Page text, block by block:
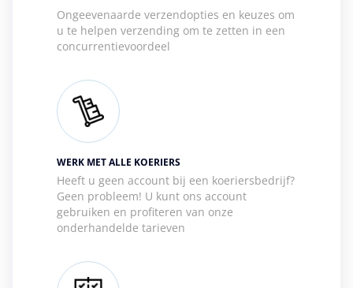
Ongeevenaarde verzendopties en keuzes om
u te helpen verzending om te zetten in een
concurrentievoordeel
WERK MET ALLE KOERIERS
Heeft u geen account bij een koeriersbedrijf?
Geen probleem! U kunt ons account
gebruiken en profiteren van onze
onderhandelde tarieven